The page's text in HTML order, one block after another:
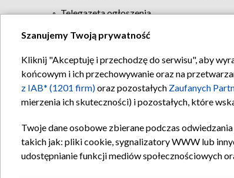
Telegazeta ogłoszenia
Regulamin
Szanujemy Twoją prywatność
Kliknij "Akceptuję i przechodzę do serwisu", aby
końcowym i ich przechowywanie oraz na
z IAB* (1201 firm)oraz pozostałych Zaufanych
mierzenia ich skuteczności) i pozostałych, które
Twoje dane osobowe zbierane podczas
takich jak: pliki cookie, sygnalizatory WWW lub
udostępnianie funkcji mediów społecznościowych